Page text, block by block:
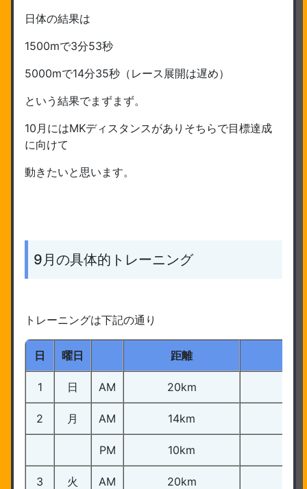
日体の結果は
1500mで3分53秒
5000mで14分35秒（レース展開は遅め）
という結果でまずまず。
10月にはMKディスタンスがありそちらで目標達成
に向けて
動きたいと思います。
9月の具体的トレーニング
トレーニングは下記の通り
日 曜日 距離
1 日 AM 20km
2 月 AM 14km
PM 10km
3 火 AM 20km